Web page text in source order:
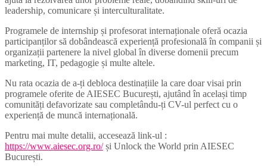
leadership, comunicare și interculturalitate.
Programele de internship și profesorat internaționale oferă ocazia
participanților să dobândească experiență profesională în companii și
organizații partenere la nivel global în diverse domenii precum
marketing, IT, pedagogie și multe altele.
Nu rata ocazia de a-ți debloca destinațiile la care doar visai prin
programele oferite de AIESEC București, ajutând în același timp
comunități defavorizate sau completându-ți CV-ul perfect cu o
experiență de muncă internațională.
Pentru mai multe detalii, accesează link-ul :
https://www.aiesec.org.ro/și Unlock the World prin AIESEC
București.